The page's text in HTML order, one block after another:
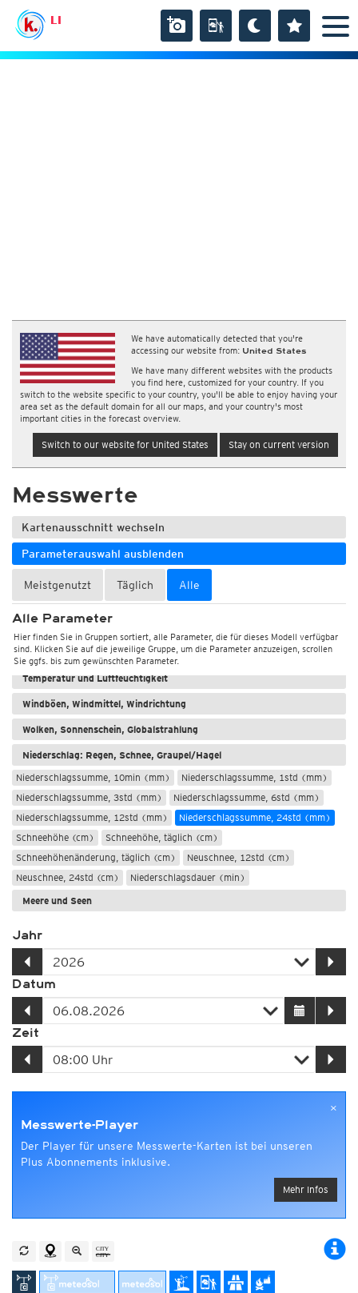
LI
We have automatically detected that you're
accessing our website from: United States
We have many different websites with the products
you find here, customized for your country. If you
switch to the website specific to your country, you'll be able to enjoy having your
area set as the default domain for all our maps, and your country's most
important cities in the forecast overview.
Switch to our website for United States Stay on current version
Messwerte
Kartenausschnitt wechseln
Parameterauswahl ausblenden
Meistgenutzt Täglich Alle
Alle Parameter
Hier finden Sie in Gruppen sortiert, alle Parameter, die für dieses Modell verfügbar
sind. Klicken Sie auf die jeweilige Gruppe, um die Parameter anzuzeigen, scrollen
Sie ggfs. bis zum gewünschten Parameter.
Wetter, Luftdruck
Temperatur und Luftfeuchtigkeit
Windböen, Windmittel, Windrichtung
Wolken, Sonnenschein, Globalstrahlung
Niederschlag: Regen, Schnee, Graupel/Hagel
Niederschlagssumme, 10min (mm)
Niederschlagssumme, 1std (mm)
Niederschlagssumme, 3std (mm)
Niederschlagssumme, 6std (mm)
Niederschlagssumme, 12std (mm)
Niederschlagssumme, 24std (mm)
Schneehöhe (cm)
Schneehöhe, täglich (cm)
Schneehöhenänderung, täglich (cm)
Neuschnee, 12std (cm)
Neuschnee, 24std (cm)
Niederschlagsdauer (min)
Meere und Seen
Jahr
Datum
Zeit
×
Messwerte-Player
Der Player für unsere Messwerte-Karten ist bei unseren
Plus Abonnements inklusive.
Mehr Infos